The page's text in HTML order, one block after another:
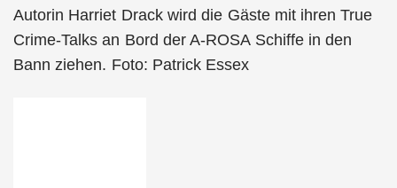
Autorin Harriet Drack wird die Gäste mit ihren True
Crime-Talks an Bord der A-ROSA Schiffe in den
Bann ziehen. Foto: Patrick Essex